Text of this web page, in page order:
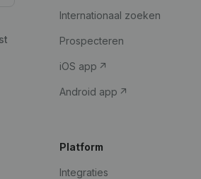
Internationaal zoeken
Prospecteren
iOS app
Android app
Platform
Integraties